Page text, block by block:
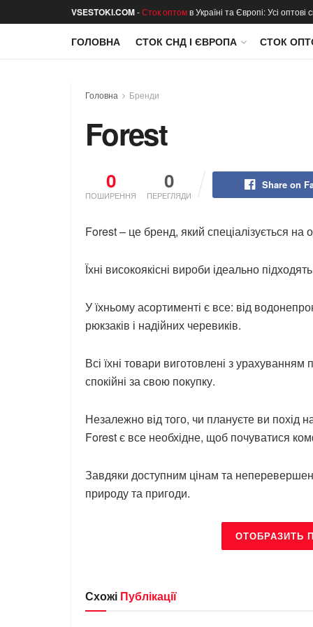
VSESTOKI.COM-Сток оптомв Україні та Європі: Усі
ГОЛОВНА СТОК СНД І ЄВРОПА СТОК
Головна Бренди
Forest
0
ПОШИРЕННЯ
0
ПЕРЕГЛЯДИ
Share on
Forest – це бренд, який спеціалізується на
Їхні високоякісні вироби ідеально
У їхньому асортименті є все: від
рюкзаків і надійних черевиків.
Всі їхні товари виготовлені з
спокійні за свою покупку.
Незалежно від того, чи плануєте ви
Forest є все необхідне, щоб почуватися
Завдяки доступним цінам та
природу та пригоди.
ОТОБРАЗИТЬ
Схожі Публікації
БРЕНДИ